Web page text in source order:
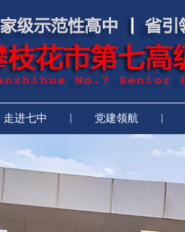
走进七中 | 党建领航 |